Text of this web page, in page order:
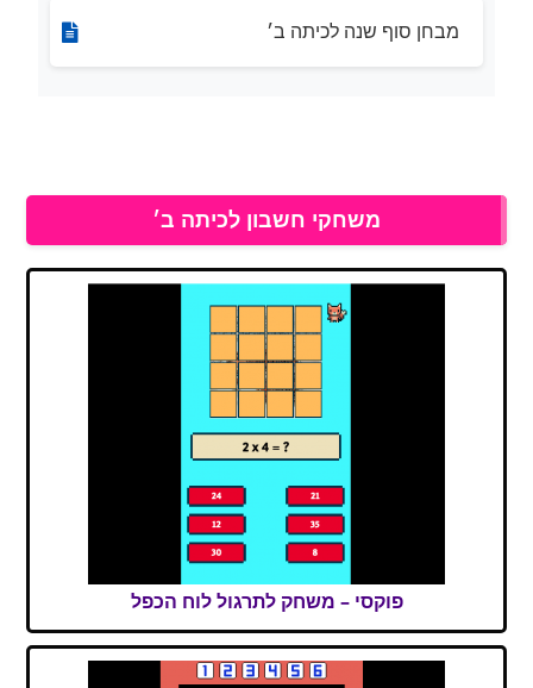
מבחן סוף שנה לכיתה ב׳
משחקי חשבון לכיתה ב׳
פוקסי – משחק לתרגול לוח הכפל